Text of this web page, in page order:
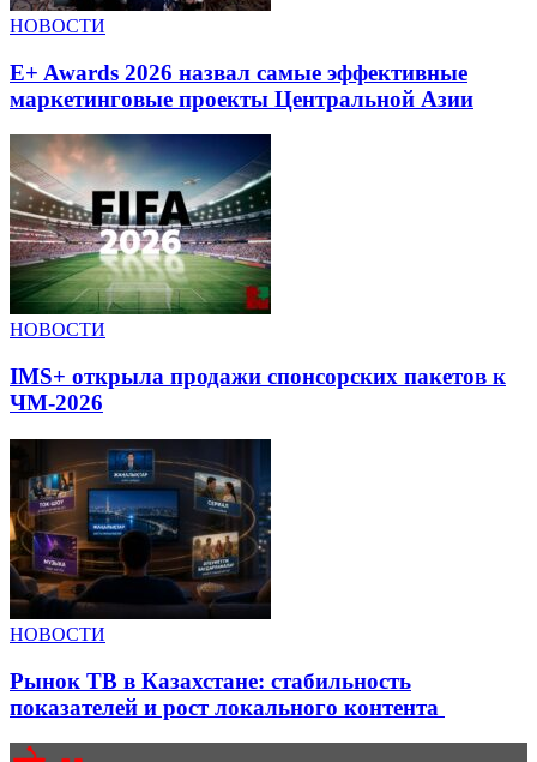
НОВОСТИ
E+ Awards 2026 назвал самые эффективные
маркетинговые проекты Центральной Азии
НОВОСТИ
IMS+ открыла продажи спонсорских пакетов к
ЧМ-2026
НОВОСТИ
Рынок ТВ в Казахстане: стабильность
показателей и рост локального контента